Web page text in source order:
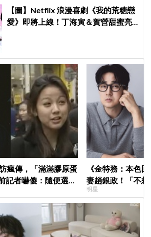
【圖】Netflix 浪漫喜劇《我的荒糖戀
愛》即將上線！丁海寅＆賀營甜蜜亮
瘋傳，「滿滿膠原蛋
記者嚇傻：隨便選到
《金特務：本色
妻趙銀政！「不
一句話展現滿滿
明星